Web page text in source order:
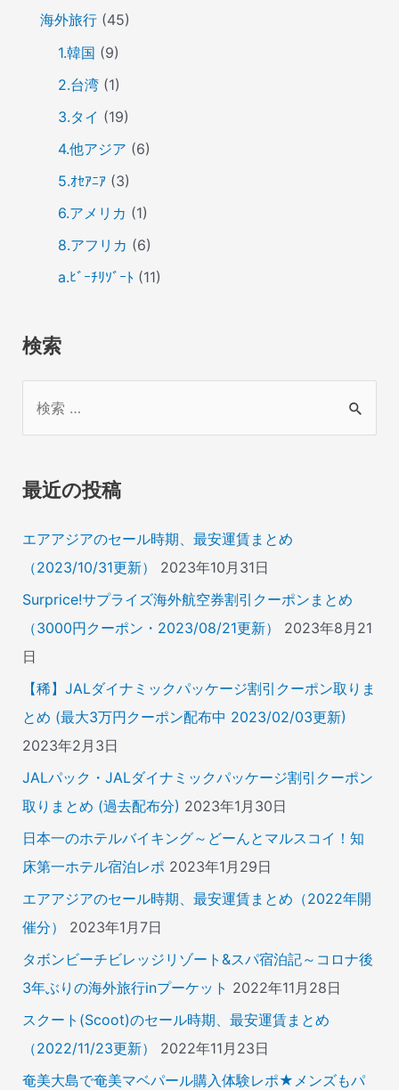
海外旅行(45)
1.韓国 (9)
2.台湾(1)
3.タイ (19)
4.他アジア (6)
5.ｵｾｱﾆｱ(3)
6.アメリカ (1)
8.アフリカ (6)
a.ﾋﾞｰﾁﾘｿﾞｰﾄ (11)
検索
象
最近の投稿
エアアジアのセール時期、最安運賃まとめ
（2023/10/31更新）
2023年10月31日
Surprice!サプライズ海外航空券割引クーポンまとめ
（3000円クーポン・2023/08/21更新）
2023年8月21
日
【稀】JALダイナミックパッケージ割引クーポン取りま
とめ (最大3万円クーポン配布中 2023/02/03更新)
2023年2月3日
JALパック・JALダイナミックパッケージ割引クーポン
取りまとめ (過去配布分) 2023年1月30日
日本一のホテルバイキング～どーんとマルスコイ！知
床第一ホテル宿泊レポ 2023年1月29日
エアアジアのセール時期、最安運賃まとめ（2022年開
催分）
2023年1月7日
タボンビーチビレッジリゾート&スパ宿泊記～コロナ後
3年ぶりの海外旅行inプーケット 2022年11月28日
スクート(Scoot)のセール時期、最安運賃まとめ
（2022/11/23更新）
2022年11月23日
奄美大島で奄美マベパール購入体験レポ★メンズもパ